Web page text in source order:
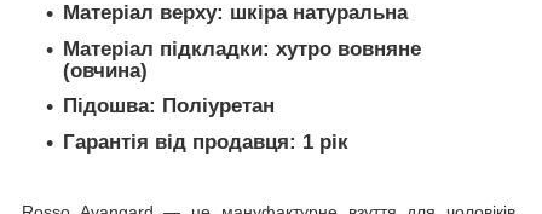
Матеріал верху: шкіра натуральна
Матеріал підкладки: хутро вовняне
(овчина)
Підошва: Поліуретан
Гарантія від продавця: 1 рік